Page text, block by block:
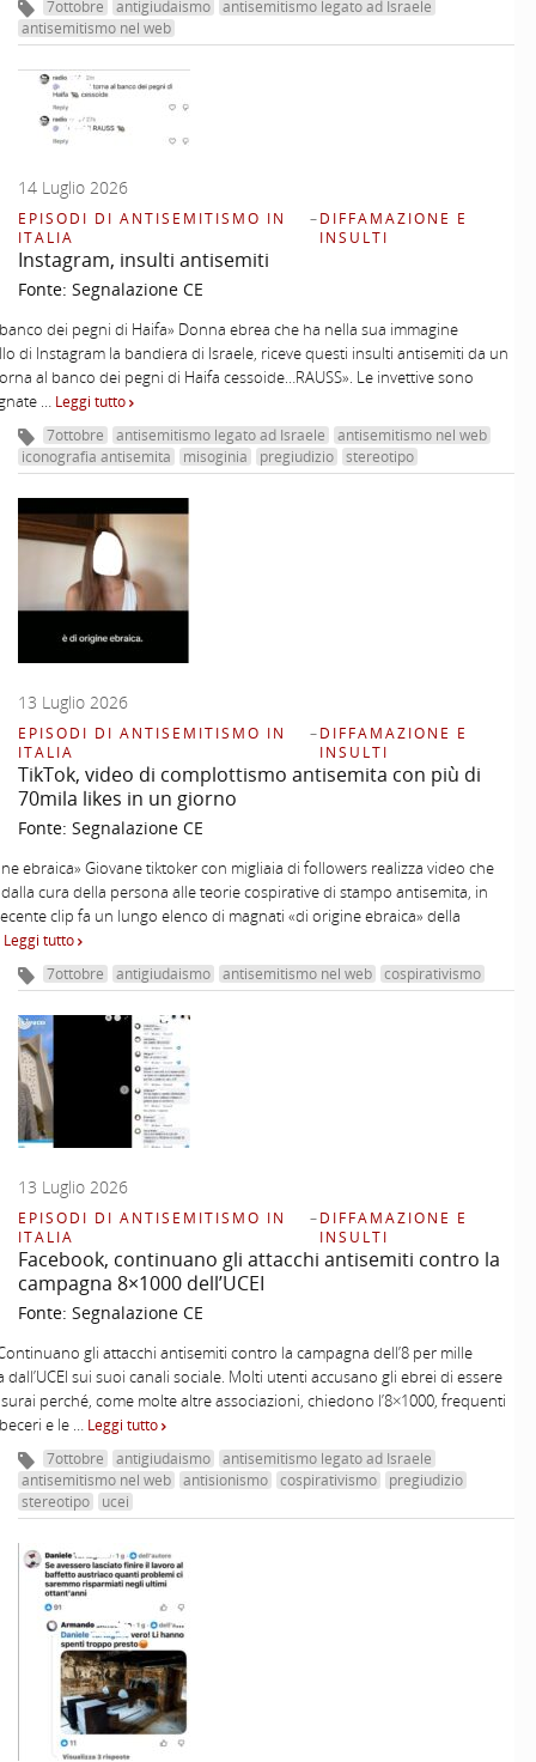
7ottobre antigiudaismo
antisemitismo legato ad Israele
antisemitismo nel web
14 Luglio 2026
EPISODI DI ANTISEMITISMO IN
ITALIA
–DIFFAMAZIONE E
INSULTI
Instagram, insulti antisemiti
Fonte: Segnalazione CE
dei pegni di Haifa» Donna ebrea che ha nella sua immagine
di Instagram la bandiera di Israele, riceve questi insulti antisemiti da un
al banco dei pegni di Haifa cessoide…RAUSS». Le invettive sono
… Leggi tutto
7ottobre antisemitismo legato ad Israele
antisemitismo nel web
iconografia antisemita
misoginia pregiudizio stereotipo
13 Luglio 2026
EPISODI DI ANTISEMITISMO IN
ITALIA
–DIFFAMAZIONE E
INSULTI
TikTok, video di complottismo antisemita con più di
70mila likes in un giorno
Fonte: Segnalazione CE
ebraica» Giovane tiktoker con migliaia di followers realizza video che
cura della persona alle teorie cospirative di stampo antisemita, in
clip fa un lungo elenco di magnati «di origine ebraica» della
Leggi tutto
7ottobre antigiudaismo antisemitismo nel web cospirativismo
13 Luglio 2026
EPISODI DI ANTISEMITISMO IN
ITALIA
–DIFFAMAZIONE E
INSULTI
Facebook, continuano gli attacchi antisemiti contro la
campagna 8×1000 dell’UCEI
Fonte: Segnalazione CE
gli attacchi antisemiti contro la campagna dell’8 per mille
dall’UCEI sui suoi canali sociale. Molti utenti accusano gli ebrei di essere
perché, come molte altre associazioni, chiedono l’8×1000, frequenti
e le … Leggi tutto
7ottobre antigiudaismo
antisemitismo legato ad Israele
antisemitismo nel web
antisionismo cospirativismo
pregiudizio
stereotipo
ucei